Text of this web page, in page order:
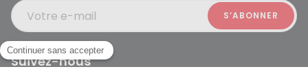
Votre e-mail
Suivez-nous